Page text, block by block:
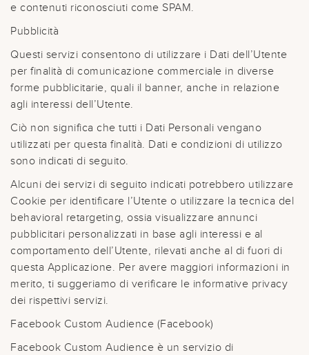
e contenuti riconosciuti come SPAM.
Pubblicità
Questi servizi consentono di utilizzare i Dati dell’Utente
per finalità di comunicazione commerciale in diverse
forme pubblicitarie, quali il banner, anche in relazione
agli interessi dell’Utente.
Ciò non significa che tutti i Dati Personali vengano
utilizzati per questa finalità. Dati e condizioni di utilizzo
sono indicati di seguito.
Alcuni dei servizi di seguito indicati potrebbero utilizzare
Cookie per identificare l’Utente o utilizzare la tecnica del
behavioral retargeting, ossia visualizzare annunci
pubblicitari personalizzati in base agli interessi e al
comportamento dell’Utente, rilevati anche al di fuori di
questa Applicazione. Per avere maggiori informazioni in
merito, ti suggeriamo di verificare le informative privacy
dei rispettivi servizi.
Facebook Custom Audience (Facebook)
Facebook Custom Audience è un servizio di